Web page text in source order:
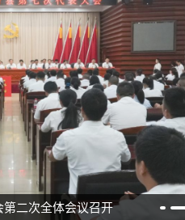
二次全体会议召开